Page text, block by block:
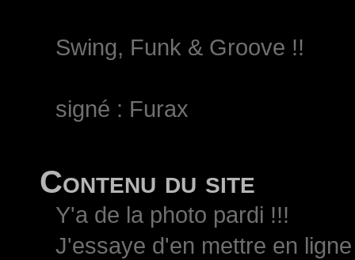
Swing, Funk & Groove !!
signé : Furax
Contenu du site
Y'a de la photo pardi !!!
J'essaye d'en mettre en